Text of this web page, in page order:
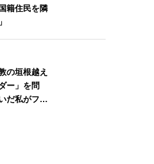
籍住民を隣
の垣根越え
ー」を問
だ私がフェ